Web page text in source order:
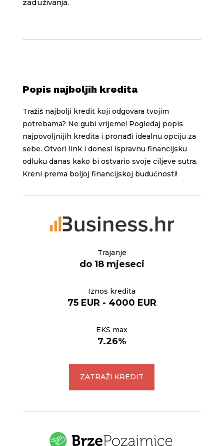
zaduživanja.
Popis najboljih kredita
Tražiš najbolji kredit koji odgovara tvojim
potrebama? Ne gubi vrijeme! Pogledaj popis
najpovoljnijih kredita i pronađi idealnu opciju za
sebe. Otvori link i donesi ispravnu financijsku
odluku danas kako bi ostvario svoje ciljeve sutra.
Kreni prema boljoj financijskoj budućnosti!
Trajanje
do 18 mjeseci
Iznos kredita
75 EUR - 4000 EUR
EKS max
7.26%
ZATRAŽI KREDIT